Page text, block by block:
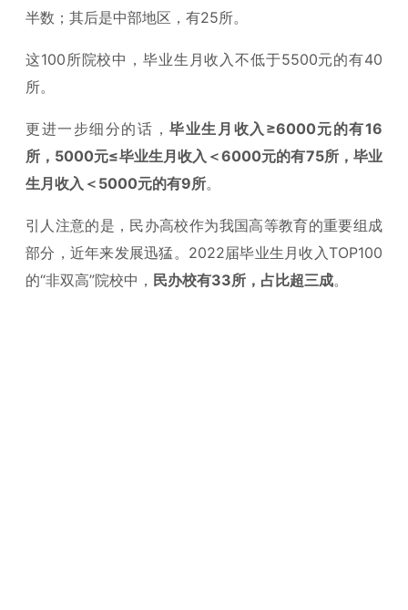
半数；其后是中部地区，有25所。
这100所院校中，毕业生月收入不低于5500元的有40
所。
更进一步细分的话，毕业生月收入≥6000元的有16
所，5000元≤毕业生月收入＜6000元的有75所，毕业
生月收入＜5000元的有9所。
引人注意的是，民办高校作为我国高等教育的重要组成
部分，近年来发展迅猛。2022届毕业生月收入TOP100
的“非双高”院校中， 民办校有33所，占比超三成。